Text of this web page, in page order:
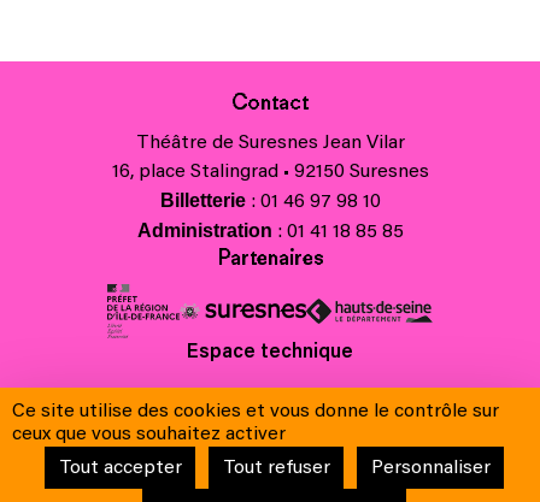
Contact
Théâtre de Suresnes Jean Vilar
16, place Stalingrad • 92150 Suresnes
Billetterie: 01 46 97 98 10
Administration : 01 41 18 85 85
Partenaires
Espace technique
Contacts
Crédits
Mentions légales & Charte de protection des données
Ce site utilise des cookies et vous donne le contrôle sur
ceux que vous souhaitez activer
Tout accepter
Tout refuser Personnaliser